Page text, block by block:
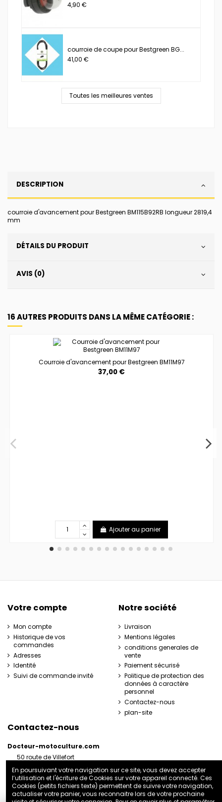
4,90 €
courroie de coupe pour Bestgreen BG...
41,00 €
Toutes les meilleures ventes
DESCRIPTION
courroie d'avancement pour Bestgreen BM115B92RB longueur 2819,4
mm
DÉTAILS DU PRODUIT
AVIS (0)
16 AUTRES PRODUITS DANS LA MÊME CATÉGORIE :
Courroie d'avancement pour Bestgreen BM11M97
37,00 €
Ajouter au panier
Votre compte
Mon compte
Historique de vos
commandes
Adresses
Identité
Suivi de commande invité
Notre société
Livraison
Mentions légales
conditions generales de
vente
Paiement sécurisé
Politique de protection des
données à caractère
personnel
Contactez-nous
plan-site
Contactez-nous
Docteur-motoculture.com
50 route de Villefort
France
06 35 41 62 07
docteurmotoculture2@gmail.com
En poursuivant votre navigation sur ce site, vous devez accepter
l’utilisation et l'écriture de Cookies sur votre appareil connecté. Ces
Cookies (petits fichiers texte) permettent de suivre votre navigation,
actualiser votre panier, vous reconnaitre lors de votre prochaine